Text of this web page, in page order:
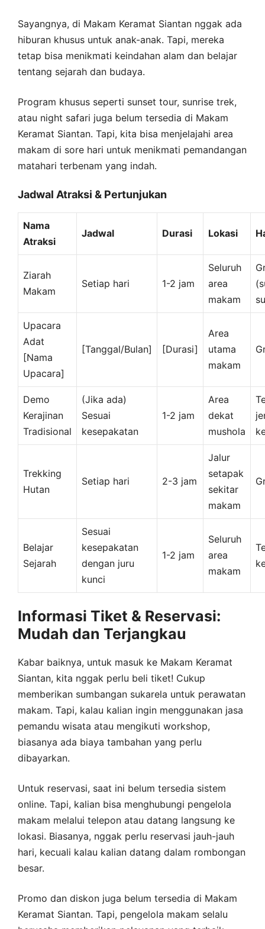
Sayangnya, di Makam Keramat Siantan nggak ada
hiburan khusus untuk anak-anak. Tapi, mereka
tetap bisa menikmati keindahan alam dan belajar
tentang sejarah dan budaya.
Program khusus seperti sunset tour, sunrise trek,
atau night safari juga belum tersedia di Makam
Keramat Siantan. Tapi, kita bisa menjelajahi area
makam di sore hari untuk menikmati pemandangan
matahari terbenam yang indah.
Jadwal Atraksi & Pertunjukan
Nama
Atraksi
Jadwal Durasi Lokasi
Ziarah
Makam
Setiap hari 1-2 jam
Seluruh
area
makam
Upacara
Adat
[Nama
Upacara]
[Tanggal/Bulan] [Durasi]
Area
utama
makam
Demo
Kerajinan
Tradisional
(Jika ada)
Sesuai
kesepakatan
1-2 jam
Area
dekat
mushola
Trekking
Hutan
Setiap hari 2-3 jam
Jalur
setapak
sekitar
makam
Belajar
Sejarah
Sesuai
kesepakatan
dengan juru
kunci
1-2 jam
Seluruh
area
makam
Informasi Tiket & Reservasi:
Mudah dan Terjangkau
Kabar baiknya, untuk masuk ke Makam Keramat
Siantan, kita nggak perlu beli tiket! Cukup
memberikan sumbangan sukarela untuk perawatan
makam. Tapi, kalau kalian ingin menggunakan jasa
pemandu wisata atau mengikuti workshop,
biasanya ada biaya tambahan yang perlu
dibayarkan.
Untuk reservasi, saat ini belum tersedia sistem
online. Tapi, kalian bisa menghubungi pengelola
makam melalui telepon atau datang langsung ke
lokasi. Biasanya, nggak perlu reservasi jauh-jauh
hari, kecuali kalau kalian datang dalam rombongan
besar.
Promo dan diskon juga belum tersedia di Makam
Keramat Siantan. Tapi, pengelola makam selalu